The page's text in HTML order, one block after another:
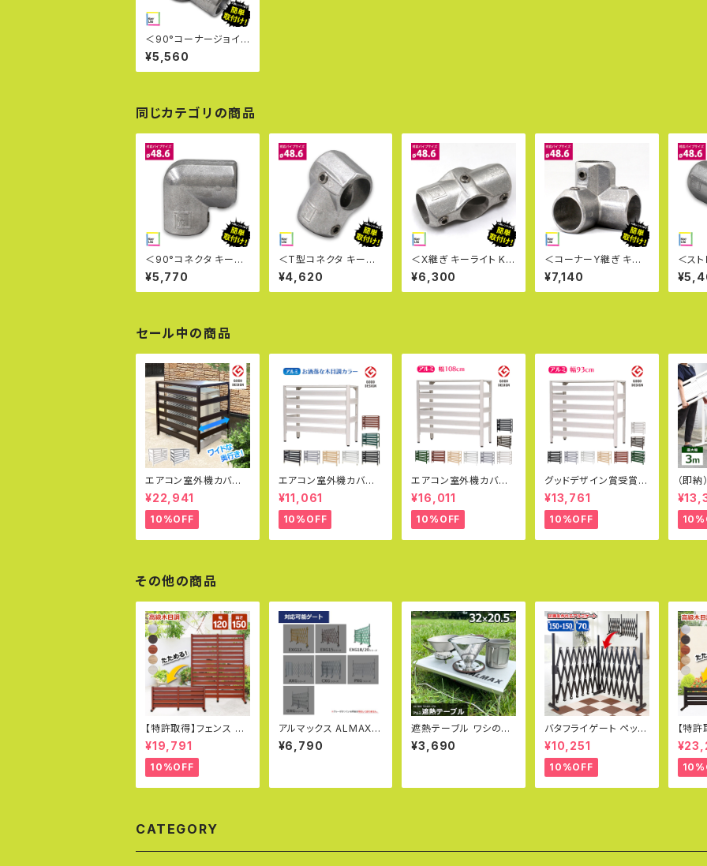
＜90°コーナージョイン
ト キーライト Kee Lite
L21-8＞英国キークラ
ンプ社製 キー・ライト
いジョイント クランプ
女性でも取付可能
¥5,560
同じカテゴリの商品
＜90°コネクタ キーラ
イト Kee Lite L15-8
＞英国キークランプ社
製 キー・ライト 単管パ
イント クランプ 女性で
も取付可能 太陽光発電
¥5,770
＜T型コネクタ キーラ
イト Kee Lite L10-8
＞英国キークランプ社
製 キー・ライト 単管パ
¥4,620
＜X継ぎ キーライト Ke
e Lite L26-8＞英国キ
ークランプ社製 キー・ラ
イト 単管パイプジョイン
¥6,300
＜コーナーY継ぎ キー
ライト Kee Lite L20-
8＞英国キークランプ社
製 キー・ライト 単管パ
¥7,140
＜ス
グ キ
L14-8
ンプ社
光発
セール中の商品
エアコン室外機カバー
KB-114 グッドデザイン
賞受賞 アルミ 木目調
室外機 日よけ 直射日
光 DIY エコキュート ア
ルマックス 土日出荷OK
¥22,941
10%OFF
エアコン室外機カバー
通常サイズ アルミ製 カ
ラバリ グッドデザイン賞
おしゃれ エコキュート
雨 雪 冬 寒冷地 日除け
エアコンカバー エクス
¥11,061
10%OFF
エアコン室外機カバー
特大 ジャンボサイズ 10
80×390×945mm グ
ッドデザイン賞受賞 ア
ルミ製 木目調 エアコン
カバー ベランダ 雨 雪
¥16,011
10%OFF
グッドデザイン賞受賞
アルミ製 エアコン室外
機カバー（大型タイプ）L
サイズ エアコン室外機
対応 実用新案取得
¥13,761
10%OFF
（即
ゲー
ート
ス
ガー
その他の商品
【特許取得】フェンス パ
ーテーション 幅120×高
さ150cm ガーデンフェ
ンス DIY アルミフェン
ス 目隠し 柱 門扉 プー
ル フェンス オレフェン
¥19,791
10%OFF
アルマックス ALMAX
自在キャスター 台座セ
ット 360度回転 車輪径
用 EXG18/20用 キャス
¥6,790
遮熱テーブル ワシのテ
ーブル ソロテーブル S
OTO ST-310 ST-34
用 遮熱板 アルミ製 収
¥3,690
バタフライゲート ペット
ゲート フェンス 幅150c
m×150cm 高70cm ア
ルミフェンス ラティス ゲ
ート 犬 ドッグラン 目隠
し ペットフェンス サーク
¥10,251
10%OFF
【特
ーテ
さ
ンス
ス 目
ンス
CATEGORY